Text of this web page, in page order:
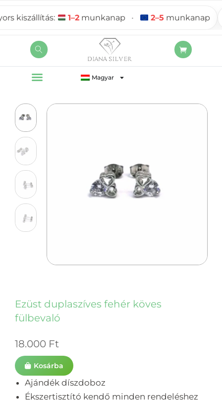
Magyar
1–2munkanap • 2–5munkanap
Ezüst duplaszíves fehér köves
fülbevaló
18.000 Ft
Kosárba
Ajándék díszdoboz
Ékszertisztító kendő minden rendeléshez